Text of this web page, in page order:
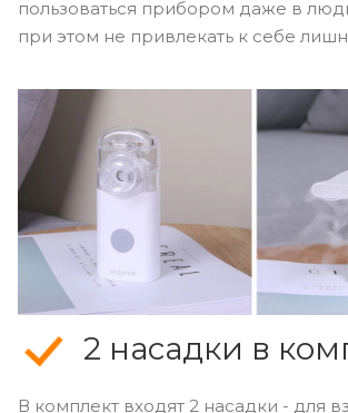
пользоваться прибором даже в
при этом не привлекать к себе
2 насадки в
В комплект входят 2 насадки - для